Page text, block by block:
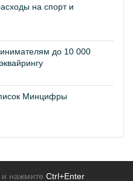
на спорт и
до 10 000
Минцифры
нажмите Ctrl+Enter